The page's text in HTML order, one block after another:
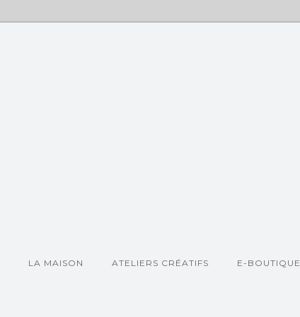
LA MAISON ATELIERS CRÉATIFS E-BOUTIQUE